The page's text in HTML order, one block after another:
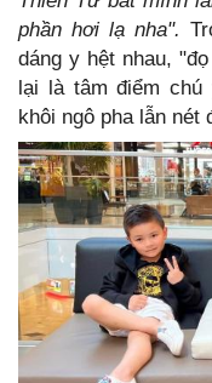
phần hơi lạ nha".
dáng y hệt nhau,
lại là tâm điểm
khôi ngô pha lẫn nét